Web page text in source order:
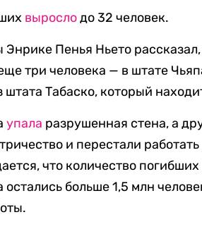
вырослодо 32 человек.
Пенья Ньето рассказал,
три человека — в штате
штата Табаско, который
упала разрушенная стена, а
и перестали
что количество
остались больше 1,5 млн